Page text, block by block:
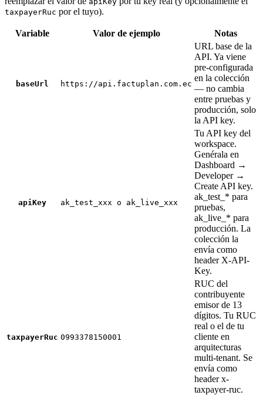
taxpayerRuc por el tuyo).
Variable Valor de ejemplo Notas
baseUrl https://api.factuplan.com.ec
URL base de la
API. Ya viene
pre-configurada
en la colección
— no cambia
entre pruebas y
producción, solo
la API key.
apiKey ak_test_xxx o ak_live_xxx
Tu API key del
workspace.
Genérala en
Dashboard →
Developer →
Create API key.
ak_test_* para
pruebas,
ak_live_* para
producción. La
colección la
envía como
header X-API-
Key.
taxpayerRuc 0993378150001
RUC del
contribuyente
emisor de 13
dígitos. Tu RUC
real o el de tu
cliente en
arquitecturas
multi-tenant. Se
envía como
header x-
taxpayer-ruc.